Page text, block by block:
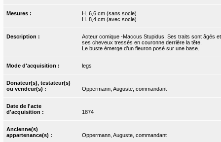
Mesures :
H. 6,6 cm (sans socle)
H. 8,4 cm (avec socle)
Description :
Acteur comique -Maccus Stupidus. Ses traits sont âgés
ses cheveux tressés en couronne derrière la tête.
Le buste émerge d’un fleuron posé sur une base.
Mode d'acquisition : legs
Donateur(s), testateur(s)
ou vendeur(s) :
Oppermann, Auguste, commandant
Date de l'acte
d'acquisition :
1874
Ancienne(s)
appartenance(s) :
Oppermann, Auguste, commandant